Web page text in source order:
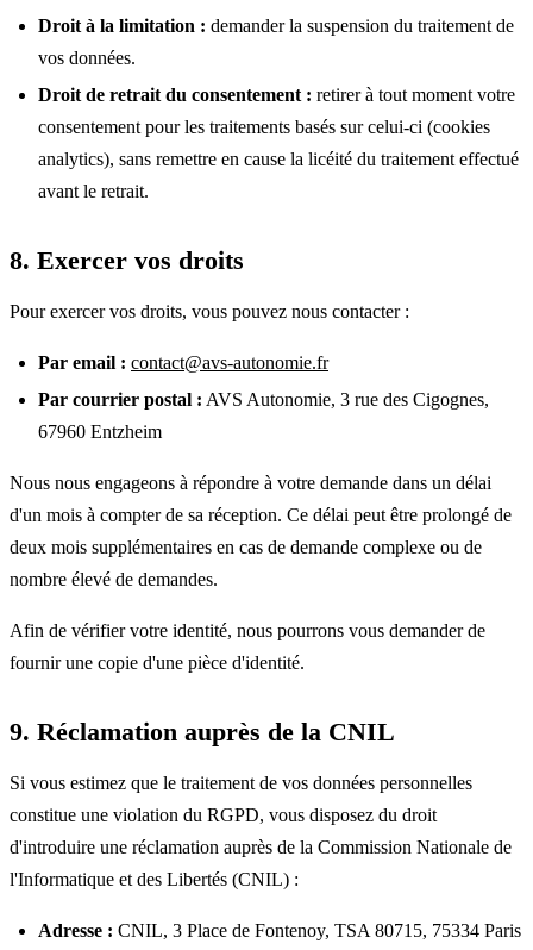
Droit à la limitation : demander la suspension du traitement de
vos données.
Droit de retrait du consentement : retirer à tout moment votre
consentement pour les traitements basés sur celui-ci (cookies
analytics), sans remettre en cause la licéité du traitement effectué
avant le retrait.
8. Exercer vos droits
Pour exercer vos droits, vous pouvez nous contacter :
Par email : contact@avs-autonomie.fr
Par courrier postal : AVS Autonomie, 3 rue des Cigognes,
67960 Entzheim
Nous nous engageons à répondre à votre demande dans un délai
d'un mois à compter de sa réception. Ce délai peut être prolongé de
deux mois supplémentaires en cas de demande complexe ou de
nombre élevé de demandes.
Afin de vérifier votre identité, nous pourrons vous demander de
fournir une copie d'une pièce d'identité.
9. Réclamation auprès de la CNIL
Si vous estimez que le traitement de vos données personnelles
constitue une violation du RGPD, vous disposez du droit
d'introduire une réclamation auprès de la Commission Nationale de
l'Informatique et des Libertés (CNIL) :
Adresse : CNIL, 3 Place de Fontenoy, TSA 80715, 75334 Paris